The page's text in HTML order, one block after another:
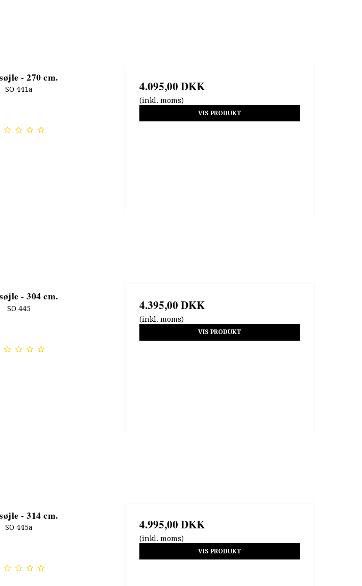
- 270 cm.
SO 441a 4.095,00 DKK
(inkl. moms)
VIS PRODUKT
- 304 cm.
SO 445 4.395,00 DKK
(inkl. moms)
VIS PRODUKT
- 314 cm.
SO 445a 4.995,00 DKK
(inkl. moms)
VIS PRODUKT